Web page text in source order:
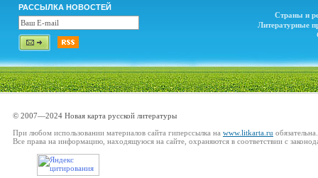
РАССЫЛКА НОВОСТЕЙ
Страны и
Литературные
© 2007—2024 Новая карта русской литературы
При любом использовании материалов сайта гиперссылка на www.litkarta.ru обязательна.
Все права на информацию, находящуюся на сайте, охраняются в соответствии с